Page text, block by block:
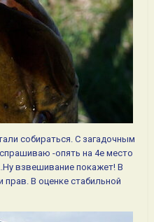
собираться. С загадочным
-опять на 4е место
взвешивание покажет! В
прав. В оценке стабильной